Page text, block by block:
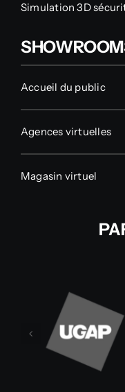
Simulation 3D
Accueil du public
Agences virtuelles
Magasin virtuel